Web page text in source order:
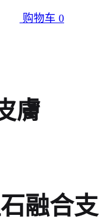
购物车 0
膚
融合支